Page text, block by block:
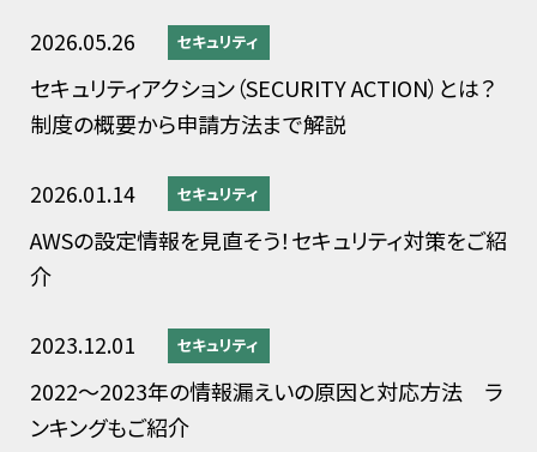
2026.05.26 セキュリティ
セキュリティアクション（SECURITY ACTION）とは？
制度の概要から申請方法まで解説
2026.01.14 セキュリティ
AWSの設定情報を見直そう！セキュリティ対策をご紹
介
2023.12.01 セキュリティ
2022～2023年の情報漏えいの原因と対応方法 ラ
ンキングもご紹介